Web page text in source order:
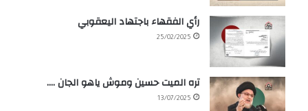
رأي الفقهاء باجتهاد اليعقوبي
25/02/2025
تره الميت حسين وموش ياهو الجان ….
13/07/2025